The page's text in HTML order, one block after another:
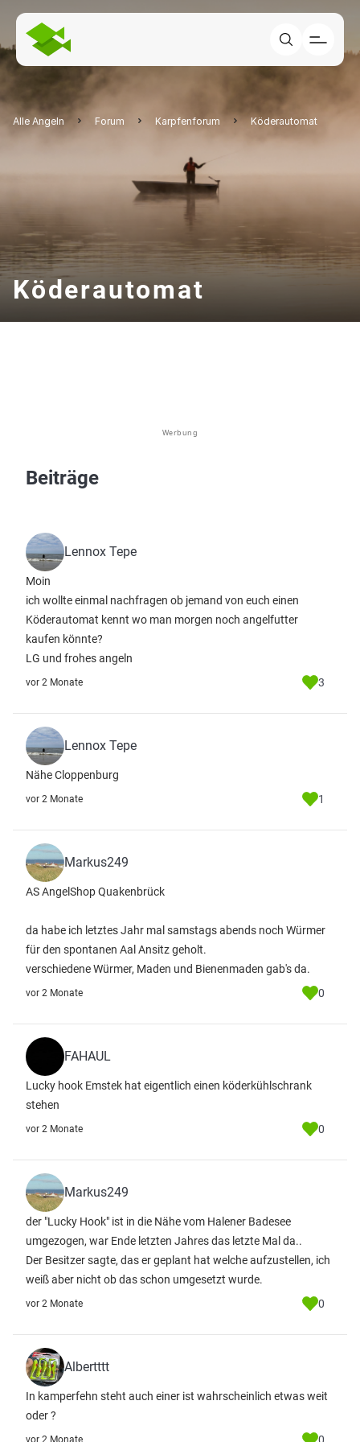
Alle Angeln Forum Karpfenforum Köderautomat
Köderautomat
Werbung
Beiträge
Lennox Tepe
Moin
ich wollte einmal nachfragen ob jemand von euch einen
Köderautomat kennt wo man morgen noch angelfutter
kaufen könnte?
LG und frohes angeln
vor 2 Monate 3
Lennox Tepe
Nähe Cloppenburg
vor 2 Monate 1
Markus249
AS AngelShop Quakenbrück
da habe ich letztes Jahr mal samstags abends noch Würmer
für den spontanen Aal Ansitz geholt.
verschiedene Würmer, Maden und Bienenmaden gab's da.
vor 2 Monate 0
FAHAUL
Lucky hook Emstek hat eigentlich einen köderkühlschrank
stehen
vor 2 Monate 0
Markus249
der "Lucky Hook" ist in die Nähe vom Halener Badesee
umgezogen, war Ende letzten Jahres das letzte Mal da..
Der Besitzer sagte, das er geplant hat welche aufzustellen, ich
weiß aber nicht ob das schon umgesetzt wurde.
vor 2 Monate 0
Albertttt
In kamperfehn steht auch einer ist wahrscheinlich etwas weit
oder ?
vor 2 Monate